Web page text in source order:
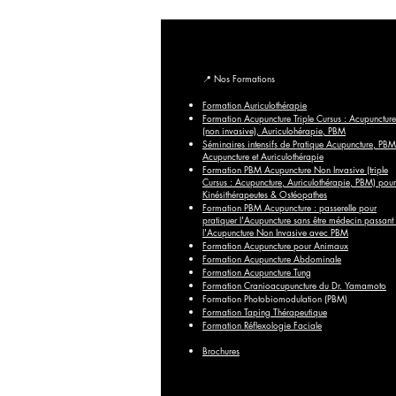
📍 Nos Formations
Formation Auriculothérapie
Formation Acupuncture Triple Cursus : Acupuncture
(non invasive), Auriculohérapie, PBM
Séminaires intensifs de Pratique Acupuncture, PBM
Acupuncture et Auriculothérapie
Formation PBM Acupuncture Non Invasive (triple
Cursus : Acupuncture, Auriculothérapie, PBM) pour
Kinésithérapeutes & Ostéopathes
Formation PBM Acupuncture : passerelle pour
pratiquer l'Acupuncture sans être médecin passant
l'Acupuncture Non Invasive avec PBM
Formation Acupuncture pour Animaux
Formation Acupuncture Abdominale
Formation Acupuncture Tung
Formation Cranioacupuncture du Dr. Yamamoto
Formation Photobiomodulation (PBM)
Formation Taping Thérapeutique
Formation Réflexologie Faciale
Brochures